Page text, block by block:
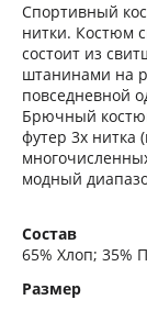
Спортивный
нитки. Костюм
состоит из
штанинами на
повседневной
Брючный
футер 3х нитка
модный
Состав
65% Хлоп; 35%
Размер